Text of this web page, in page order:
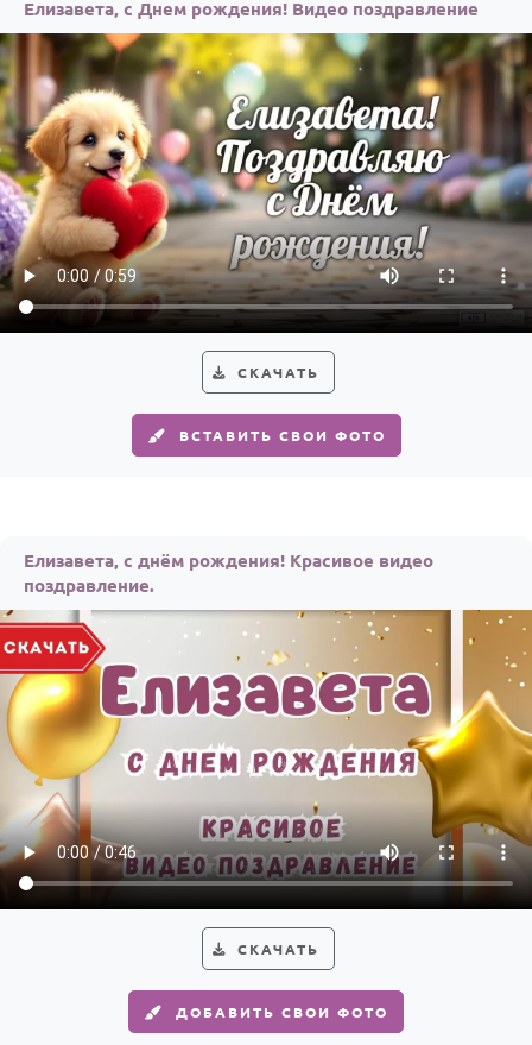
Детям
Все родственники
ПЕРСОНАЛЬНЫЕ
Пожелания
По именам
По годам
Елизавета, с Днем рождения! Видео поздравление
СКАЧАТЬ
ВСТАВИТЬ СВОИ ФОТО
Елизавета, с днём рождения! Красивое видео
поздравление.
СКАЧАТЬ
ДОБАВИТЬ СВОИ ФОТО